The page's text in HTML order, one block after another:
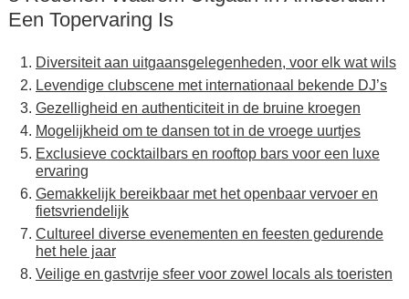
Een Topervaring Is
Diversiteit aan uitgaansgelegenheden, voor elk wat wils
Levendige clubscene met internationaal bekende DJ’s
Gezelligheid en authenticiteit in de bruine kroegen
Mogelijkheid om te dansen tot in de vroege uurtjes
Exclusieve cocktailbars en rooftop bars voor een luxe
ervaring
Gemakkelijk bereikbaar met het openbaar vervoer en
fietsvriendelijk
Cultureel diverse evenementen en feesten gedurende
het hele jaar
Veilige en gastvrije sfeer voor zowel locals als toeristen